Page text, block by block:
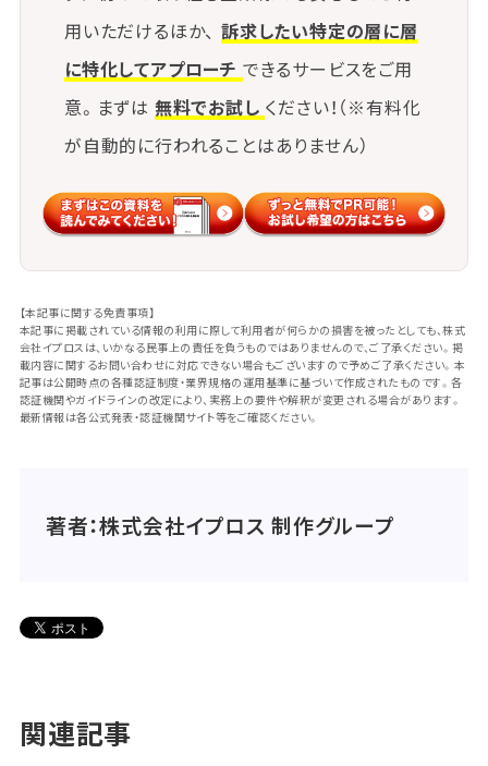
ナもその方向にシフトしつつあります。
用いただけるほか、 訴求したい特定の層に層
に特化してアプローチ できるサービスをご用
意。まずは 無料でお試し ください！（※有料化
が自動的に行われることはありません）
【本記事に関する免責事項】
本記事に掲載されている情報の利用に際して利用者が何らかの損害を被ったとしても、株式
会社イプロスは、いかなる民事上の責任を負うものではありませんので、ご了承ください。掲
載内容に関するお問い合わせに対応できない場合もございますので予めご了承ください。本
記事は公開時点の各種認証制度・業界規格の運用基準に基づいて作成されたものです。各
認証機関やガイドラインの改定により、実務上の要件や解釈が変更される場合があります。
最新情報は各公式発表・認証機関サイト等をご確認ください。
著者：株式会社イプロス 制作グループ
関連記事